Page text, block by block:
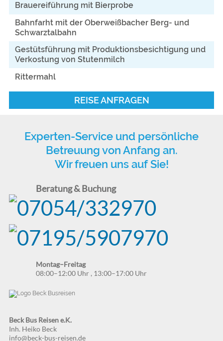
Brauereiführung mit Bierprobe
Bahnfarht mit der Oberweißbacher Berg- und
Schwarztalbahn
Gestütsführung mit Produktionsbesichtigung und
Verkostung von Stutenmilch
Rittermahl
REISE ANFRAGEN
Experten-Service und persönliche
Betreuung von Anfang an.
Wir freuen uns auf Sie!
Beratung & Buchung
Montag–Freitag
08:00–12:00 Uhr , 13:00–17:00 Uhr
Beck Bus Reisen e.K.
Inh. Heiko Beck
info@beck-bus-reisen.de